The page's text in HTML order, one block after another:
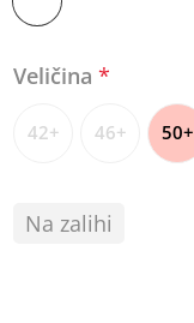
Veličina*
42+ 46+ 50+
Na zalihi